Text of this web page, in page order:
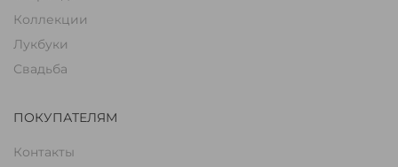
Коллекции
Лукбуки
Свадьба
ПОКУПАТЕЛЯМ
Контакты